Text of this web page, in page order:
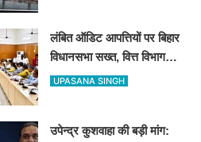
लंबित ऑडिट आपत्तियों पर बिहार
विधानसभा सख्त, वित्त विभाग
बना नोडल एजेंसी; सभी विभागों
UPASANA SINGH
उपेन्द्र कुशवाहा की बड़ी मांग: